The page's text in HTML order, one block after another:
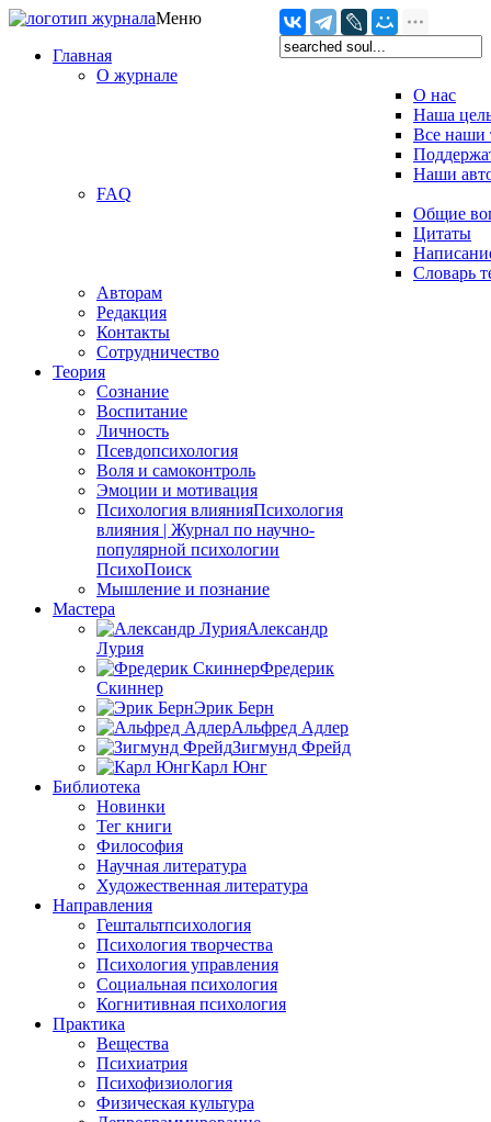
Меню
Главная
О журнале
О нас
Наша
Все наши
Наши
FAQ
Общие
Цитаты
Словарь
Авторам
Редакция
­Контакты
Сотрудничество
Теория
Сознание
Воспитание
Личность
Псевдопсихология
Воля и самоконтроль
Эмоции и мотивация
Психология влиянияПсихология
влияния | Журнал по научно-
популярной психологии
ПсихоПоиск
Мышление и познание
Мастера
Александр
Лурия
Фредерик
Скиннер
Эрик Берн
Альфред Адлер
Зигмунд Фрейд
Карл Юнг
Библиотека
Новинки
Тег книги
Философия
Научная литература
Художественная литература
Направления
Гештальтпсихология
Психология творчества
Психология управления
Социальная психология
Когнитивная психология
Практика
Вещества
Психиатрия
Психофизиология
Физическая культура